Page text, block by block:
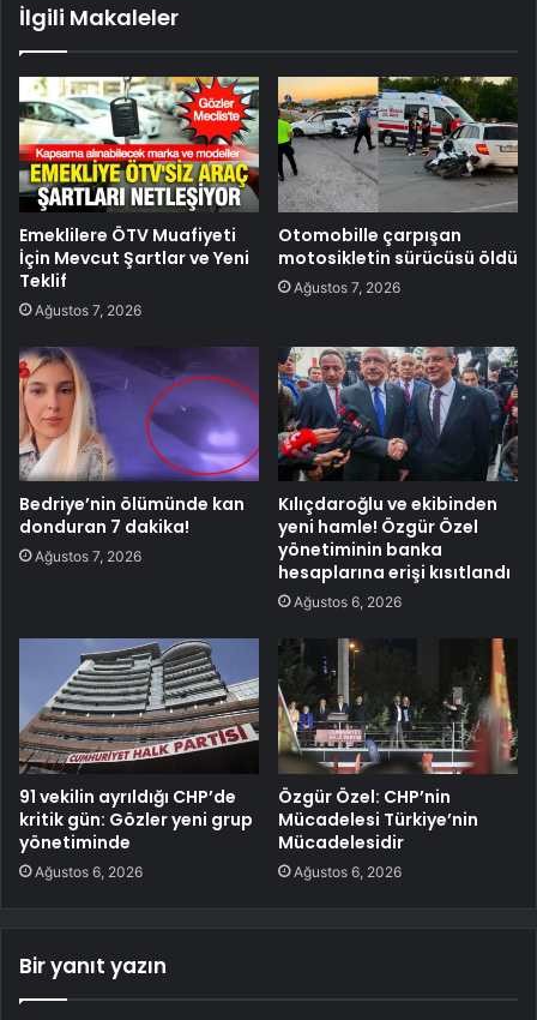
İlgili Makaleler
Emeklilere ÖTV Muafiyeti
İçin Mevcut Şartlar ve Yeni
Teklif
Ağustos 7, 2026
Otomobille çarpışan
motosikletin sürücüsü öldü
Ağustos 7, 2026
Bedriye’nin ölümünde kan
donduran 7 dakika!
Ağustos 7, 2026
Kılıçdaroğlu ve ekibinden
yeni hamle! Özgür Özel
yönetiminin banka
hesaplarına erişi kısıtlandı
Ağustos 6, 2026
91 vekilin ayrıldığı CHP’de
kritik gün: Gözler yeni grup
yönetiminde
Ağustos 6, 2026
Özgür Özel: CHP’nin
Mücadelesi Türkiye’nin
Mücadelesidir
Ağustos 6, 2026
Bir yanıt yazın